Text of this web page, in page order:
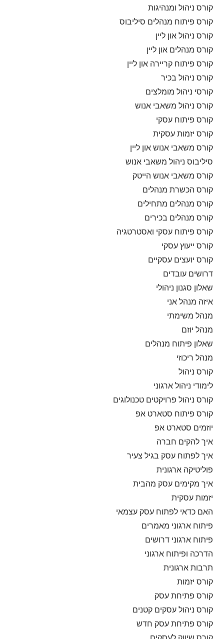
קורס ניהול ומנהיגות
קורס פיתוח מנהלים סיליבוס
קורס ניהול און ליין
קורס מנהלים און ליין
קורס פיתוח קריירה און ליין
קורס ניהול בכיר
קורסי ניהול מומלצים
קורס ניהול משאבי אנוש
קורס פיתוח עסקי
קורס יזמות עסקית
קורס משאבי אנוש און ליין
סיליבוס ניהול משאבי אנוש
קורס משאבי אנוש הייטק
קורס הכשרת מנהלים
קורס מנהלים מתחילים
קורס מנהלים בכירים
קורס פיתוח עסקי ואסטרטגיה
קורס ייעוץ עסקי
קורס יועצים עסקיים
דרושים עובדים
שאלון סגנון ניהולי
איזה מנהל אני
מנהל משימתי
מנהל יוזם
שאלון פיתוח מנהלים
מנהל ריכוזי
קורס ניהול
לימודי ניהול ארגוני
קורס ניהול פרויקטים טכנולוגים
קורס פיתוח סטארט אפ
יוזמים סטארט אפ
איך להקים חברה
איך לפתוח עסק בגיל צעיר
פוליטיקה ארגונית
איך מקימים עסק מהבית
יזמות עסקית
האם כדאי לפתוח עסק עצמאי
פיתוח ארגוני מאמרים
פיתוח ארגוני דרושים
הדרכה ופיתוח ארגוני
תרבות ארגונית
קורס יזמות
קורס פתיחת עסק
קורס ניהול עסקים קטנים
קורס פתיחת עסק חדש